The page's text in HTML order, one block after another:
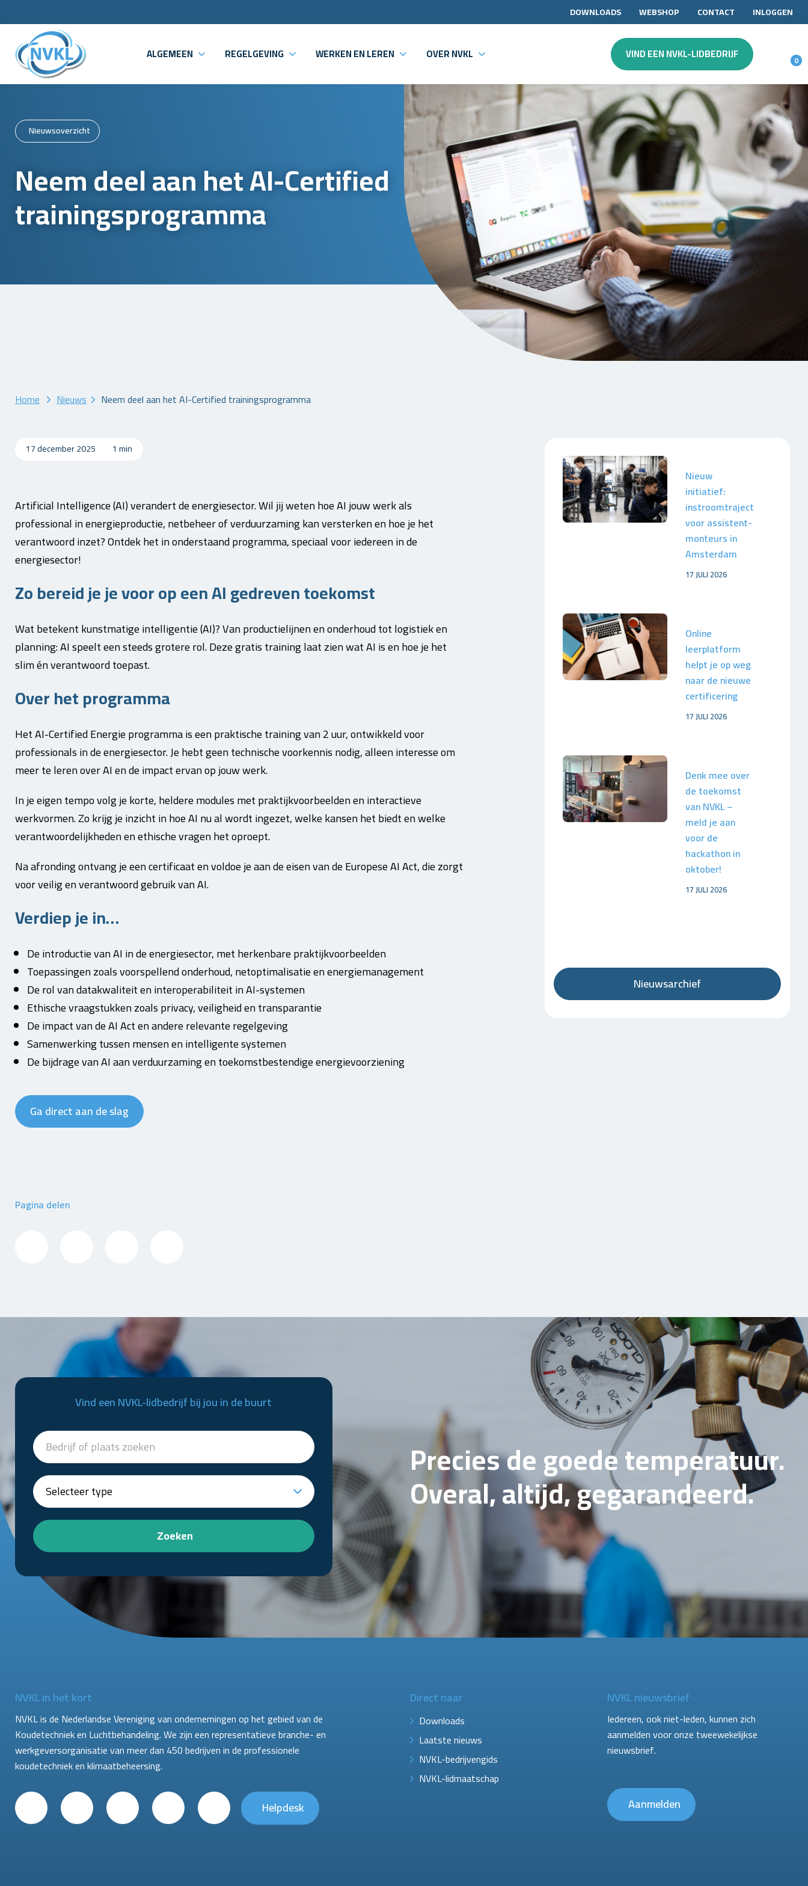
DOWNLOADS WEBSHOP CONTACT INLOGGEN
ALGEMEEN REGELGEVING WERKEN EN LEREN OVER NVKL VIND EEN NVKL-LIDBEDRIJF 0
Nieuwsoverzicht
Neem deel aan het AI-Certified
trainingsprogramma
Home Nieuws Neem deel aan het AI-Certified trainingsprogramma
17 december 2025 1 min
Artificial Intelligence (AI) verandert de energiesector. Wil jij weten hoe AI jouw werk als
professional in energieproductie, netbeheer of verduurzaming kan versterken en hoe je het
verantwoord inzet? Ontdek het in onderstaand programma, speciaal voor iedereen in de
energiesector!
Zo bereid je je voor op een AI gedreven toekomst
Wat betekent kunstmatige intelligentie (AI)? Van productielijnen en onderhoud tot logistiek en
planning: AI speelt een steeds grotere rol. Deze gratis training laat zien wat AI is en hoe je het
slim én verantwoord toepast.
Over het programma
Het AI-Certified Energie programma is een praktische training van 2 uur, ontwikkeld voor
professionals in de energiesector. Je hebt geen technische voorkennis nodig, alleen interesse om
meer te leren over AI en de impact ervan op jouw werk.
In je eigen tempo volg je korte, heldere modules met praktijkvoorbeelden en interactieve
werkvormen. Zo krijg je inzicht in hoe AI nu al wordt ingezet, welke kansen het biedt en welke
verantwoordelijkheden en ethische vragen het oproept.
Na afronding ontvang je een certificaat en voldoe je aan de eisen van de Europese AI Act, die zorgt
voor veilig en verantwoord gebruik van AI.
Verdiep je in…
De introductie van AI in de energiesector, met herkenbare praktijkvoorbeelden
Toepassingen zoals voorspellend onderhoud, netoptimalisatie en energiemanagement
De rol van datakwaliteit en interoperabiliteit in AI-systemen
Ethische vraagstukken zoals privacy, veiligheid en transparantie
De impact van de AI Act en andere relevante regelgeving
Samenwerking tussen mensen en intelligente systemen
De bijdrage van AI aan verduurzaming en toekomstbestendige energievoorziening
Ga direct aan de slag
Pagina delen
Nieuw
initiatief:
instroomtraject
voor assistent-
monteurs in
Amsterdam
17 JULI 2026
Online
leerplatform
helpt je op weg
naar de nieuwe
certificering
17 JULI 2026
Denk mee over
de toekomst
van NVKL –
meld je aan
voor de
hackathon in
oktober!
17 JULI 2026
Nieuwsarchief
Vind een NVKL-lidbedrijf bij jou in de buurt
Zoeken
Precies de goede temperatuur.
Overal, altijd, gegarandeerd.
NVKL in het kort
NVKL is de Nederlandse Vereniging van ondernemingen op het gebied van de
Koudetechniek en Luchtbehandeling. We zijn een representatieve branche- en
werkgeversorganisatie van meer dan 450 bedrijven in de professionele
koudetechniek en klimaatbeheersing.
Helpdesk
Direct naar
Downloads
Laatste nieuws
NVKL-bedrijvengids
NVKL-lidmaatschap
NVKL nieuwsbrief
Iedereen, ook niet-leden, kunnen zich
aanmelden voor onze tweewekelijkse
nieuwsbrief.
Aanmelden